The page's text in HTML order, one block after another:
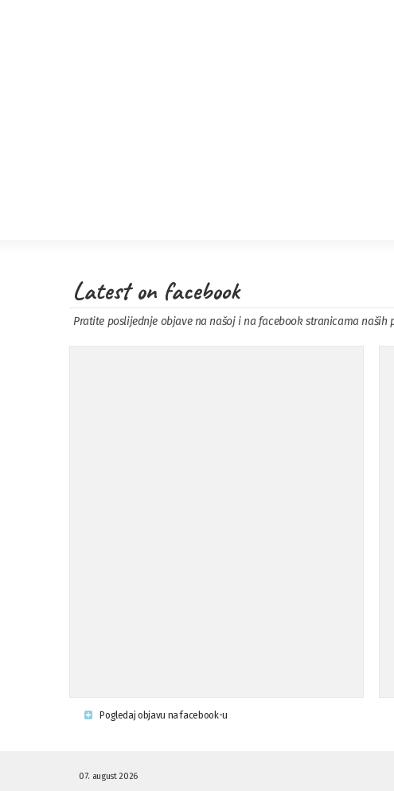
Latest on facebook
Pratite poslijednje objave na našoj i na facebook stranicama naših
Pogledaj objavu na facebook-u
07. august 2026